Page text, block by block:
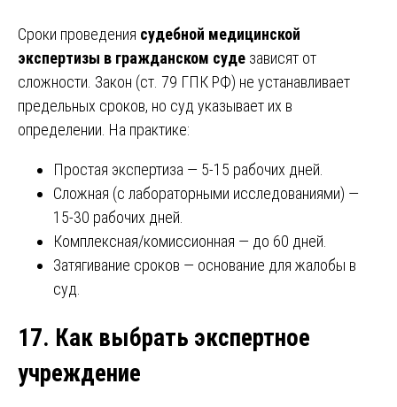
Сроки проведения судебной медицинской
экспертизы в гражданском суде зависят от
сложности. Закон (ст. 79 ГПК РФ) не устанавливает
предельных сроков, но суд указывает их в
определении. На практике:
Простая экспертиза — 5-15 рабочих дней.
Сложная (с лабораторными исследованиями) —
15-30 рабочих дней.
Комплексная/комиссионная — до 60 дней.
Затягивание сроков — основание для жалобы в
суд.
17. Как выбрать экспертное
учреждение